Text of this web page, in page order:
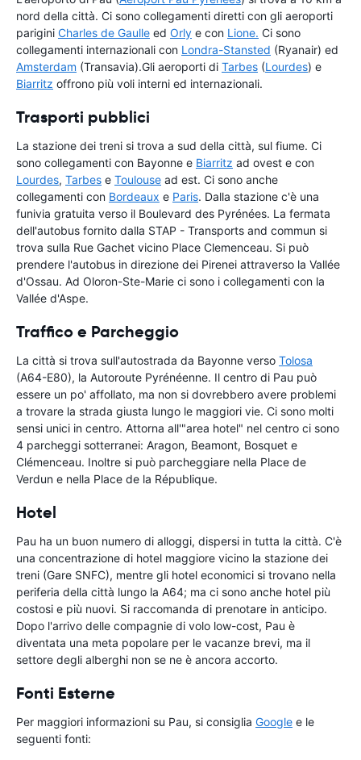
nord della città. Ci sono collegamenti diretti con gli aeroporti
parigini Charles de Gaulle ed Orly e con Lione. Ci sono
collegamenti internazionali con Londra-Stansted (Ryanair) ed
Amsterdam (Transavia).Gli aeroporti di Tarbes (Lourdes) e
Biarritz offrono più voli interni ed internazionali.
Trasporti pubblici
La stazione dei treni si trova a sud della città, sul fiume. Ci
sono collegamenti con Bayonne e Biarritz ad ovest e con
Lourdes, Tarbes e Toulouse ad est. Ci sono anche
collegamenti con Bordeaux e Paris. Dalla stazione c'è una
funivia gratuita verso il Boulevard des Pyrénées. La fermata
dell'autobus fornito dalla STAP - Transports and commun si
trova sulla Rue Gachet vicino Place Clemenceau. Si può
prendere l'autobus in direzione dei Pirenei attraverso la Vallée
d'Ossau. Ad Oloron-Ste-Marie ci sono i collegamenti con la
Vallée d'Aspe.
Traffico e Parcheggio
La città si trova sull'autostrada da Bayonne verso Tolosa
(A64-E80), la Autoroute Pyrénéenne. Il centro di Pau può
essere un po' affollato, ma non si dovrebbero avere problemi
a trovare la strada giusta lungo le maggiori vie. Ci sono molti
sensi unici in centro. Attorna all'"area hotel" nel centro ci sono
4 parcheggi sotterranei: Aragon, Beamont, Bosquet e
Clémenceau. Inoltre si può parcheggiare nella Place de
Verdun e nella Place de la République.
Hotel
Pau ha un buon numero di alloggi, dispersi in tutta la città. C'è
una concentrazione di hotel maggiore vicino la stazione dei
treni (Gare SNFC), mentre gli hotel economici si trovano nella
periferia della città lungo la A64; ma ci sono anche hotel più
costosi e più nuovi. Si raccomanda di prenotare in anticipo.
Dopo l'arrivo delle compagnie di volo low-cost, Pau è
diventata una meta popolare per le vacanze brevi, ma il
settore degli alberghi non se ne è ancora accorto.
Fonti Esterne
Per maggiori informazioni su Pau, si consiglia Google e le
seguenti fonti: